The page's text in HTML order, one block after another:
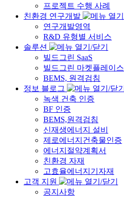
프로젝트 수행 사례
친환경 연구개발
연구개발영역
R&D 유형별 서비스
솔루션
빌드그린 SaaS
빌드그린 마켓플레이스
BEMS, 원격검침
정보 블로그
녹색 건축 인증
BF 인증
BEMS,원격검침
신재생에너지 설비
제로에너지건축물인증
에너지절약계획서
친환경 자재
고효율에너지기자재
고객 지원
공지사항